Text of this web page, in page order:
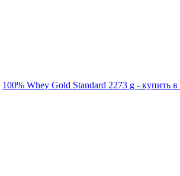
100% Whey Gold Standard 2273 g - купить в